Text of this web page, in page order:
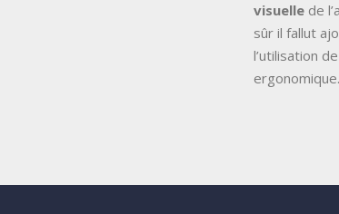
visuelle de
sûr il fallut
l’utilisation
ergonomique.